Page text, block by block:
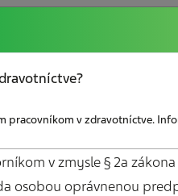
pracovníkom v zdravotníctve.
v zmysle § 2a
osobou oprávnenou